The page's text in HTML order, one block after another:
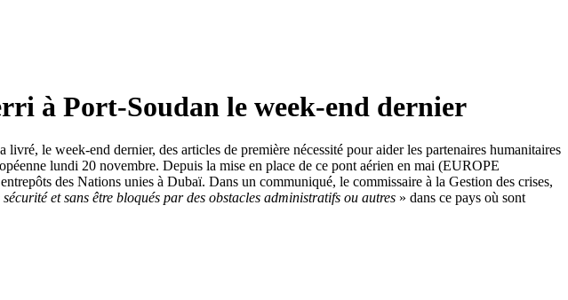
à Port-Soudan le week-end dernier
le week-end dernier, des articles de première nécessité pour aider les partenaires humanitaires
lundi 20 novembre. Depuis la mise en place de ce pont aérien en mai (EUROPE
des Nations unies à Dubaï. Dans un communiqué, le commissaire à la Gestion des crises,
et sans être bloqués par des obstacles administratifs ou autres » dans ce pays où sont